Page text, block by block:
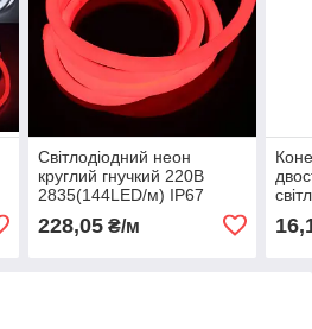
Світлодіодний неон
круглий гнучкий 220В
2835(144LED/м) IP67
228,05₴/м